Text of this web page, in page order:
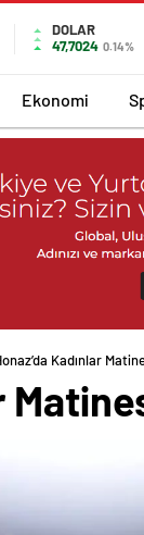
DOLAR
47,7024 0.14%
Ekonomi
Kadınlar